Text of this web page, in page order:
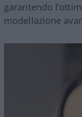
garantendo
modellazione